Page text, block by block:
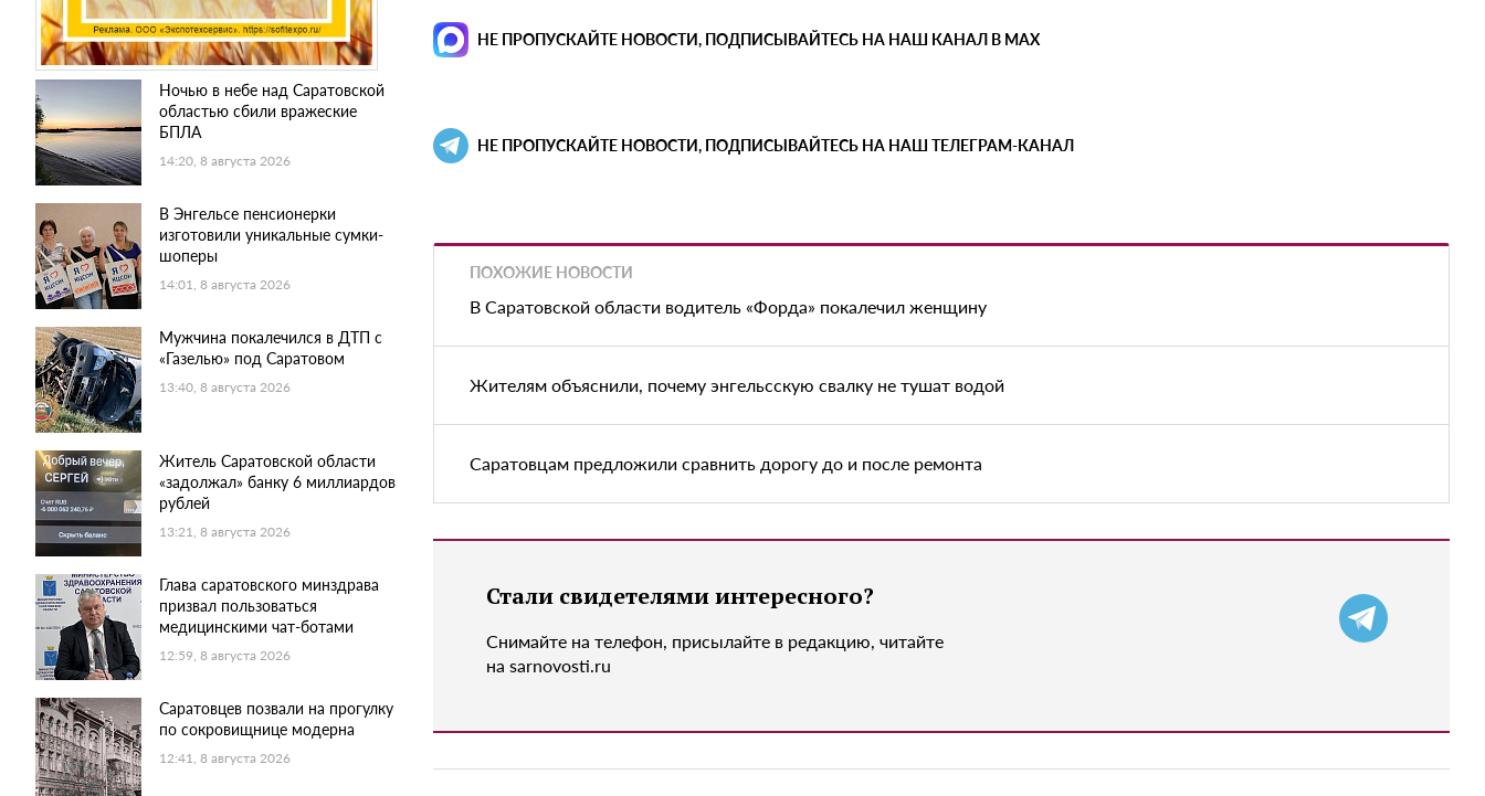
Ночью в небе над Саратовской
областью сбили вражеские
БПЛА
14:20, 8 августа 2026
В Энгельсе пенсионерки
изготовили уникальные сумки-
шоперы
14:01, 8 августа 2026
Мужчина покалечился в ДТП с
«Газелью» под Саратовом
13:40, 8 августа 2026
Житель Саратовской области
«задолжал» банку 6 миллиардов
рублей
13:21, 8 августа 2026
Глава саратовского минздрава
призвал пользоваться
медицинскими чат-ботами
12:59, 8 августа 2026
Саратовцев позвали на прогулку
по сокровищнице модерна
12:41, 8 августа 2026
НЕ ПРОПУСКАЙТЕ НОВОСТИ, ПОДПИСЫВАЙТЕСЬ НА НАШ КАНАЛ В MAX
НЕ ПРОПУСКАЙТЕ НОВОСТИ, ПОДПИСЫВАЙТЕСЬ НА НАШ ТЕЛЕГРАМ-КАНАЛ
ПОХОЖИЕ НОВОСТИ
В Саратовской области водитель «Форда» покалечил женщину
Жителям объяснили, почему энгельсскую свалку не тушат водой
Саратовцам предложили сравнить дорогу до и после ремонта
Стали свидетелями интересного?
Снимайте на телефон, присылайте в редакцию, читайте
на sarnovosti.ru